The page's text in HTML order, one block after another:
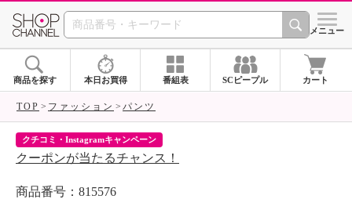
SHOP CHANNEL シメニュー
商品を探す 本日お買得 番組表 SCピープル カート
TOP ファッション パンツ
クチコミ・Instagramキャンペーン
クーポンが当たるチャンス！
商品番号：815576